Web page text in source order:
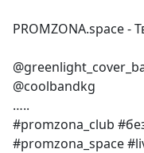
PROMZONA.space -
@coolbandkg
…..
#promzona_club
#promzona_space